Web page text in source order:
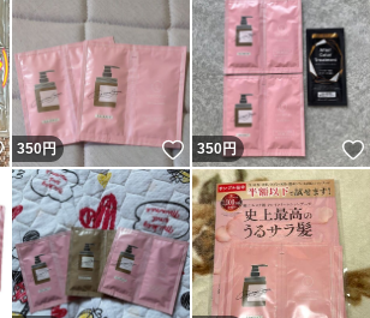
いいね！
350円 いいね！
350円